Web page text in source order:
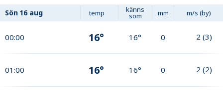
Sön 16 aug temp känns
som mm m/s (by)
00:00 16° 16° 0 2 (3)
01:00 16° 16° 0 2 (2)